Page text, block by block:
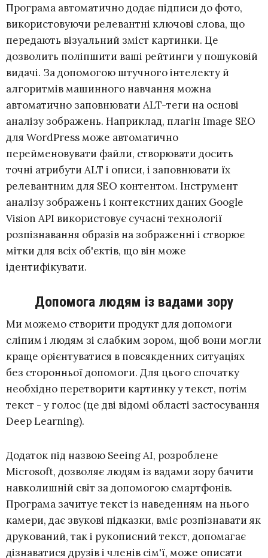
Програма автоматично додає підписи до фото,
використовуючи релевантні ключові слова, що
передають візуальний зміст картинки. Це
дозволить поліпшити ваші рейтинги у пошуковій
видачі. За допомогою штучного інтелекту й
алгоритмів машинного навчання можна
автоматично заповнювати ALT-теги на основі
аналізу зображень. Наприклад, плагін Image SEO
для WordPress може автоматично
перейменовувати файли, створювати досить
точні атрибути ALT і описи, і заповнювати їх
релевантним для SEO контентом. Інструмент
аналізу зображень і контекстних даних Google
Vision API використовує сучасні технології
розпізнавання образів на зображенні і створює
мітки для всіх об'єктів, що він може
ідентифікувати.
Допомога людям із вадами зору
Ми можемо створити продукт для допомоги
сліпим і людям зі слабким зором, щоб вони могли
краще орієнтуватися в повсякденних ситуаціях
без сторонньої допомоги. Для цього спочатку
необхідно перетворити картинку у текст, потім
текст - у голос (це дві відомі області застосування
Deep Learning).
Додаток під назвою Seeing AI, розроблене
Microsoft, дозволяє людям із вадами зору бачити
навколишній світ за допомогою смартфонів.
Програма зачитує текст із наведенням на нього
камери, дає звукові підказки, вміє розпізнавати як
друкований, так і рукописний текст, допомагає
дізнаватися друзів і членів сім'ї, може описати